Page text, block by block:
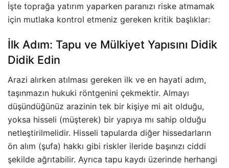
İşte toprağa yatırım yaparken paranızı riske atmamak
için mutlaka kontrol etmeniz gereken kritik başlıklar:
İlk Adım: Tapu ve Mülkiyet Yapısını Didik
Didik Edin
Arazi alırken atılması gereken ilk ve en hayati adım,
taşınmazın hukuki röntgenini çekmektir. Almayı
düşündüğünüz arazinin tek bir kişiye mi ait olduğu,
yoksa hisseli (müşterek) bir yapıya mı sahip olduğu
netleştirilmelidir. Hisseli tapularda diğer hissedarların
ön alım (şufa) hakkı gibi riskler ileride başınızı ciddi
şekilde ağrıtabilir. Ayrıca tapu kaydı üzerinde herhangi